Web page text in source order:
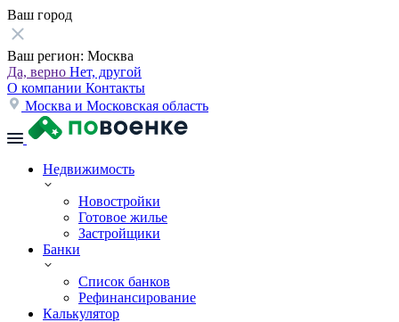
Ваш город
Ваш регион: Москва
Да, верно Нет, другой
О компании Контакты
Москва и Московская область
Недвижимость
Новостройки
Готовое жилье
Застройщики
Банки
Список банков
Рефинансирование
Калькулятор